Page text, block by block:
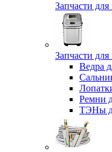
Запчасти
Запчасти для
Ведра
Ремни
ТЭНы